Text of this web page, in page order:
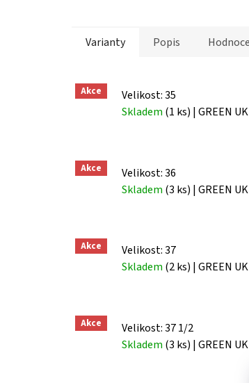
Varianty Popis
Akce
Velikost: 35
Skladem (1 ks) | GREEN
Akce
Velikost: 36
Skladem (3 ks) | GREEN
Akce
Velikost: 37
Skladem (2 ks) | GREEN
Akce
Velikost: 37 1/2
Skladem (3 ks) | GREEN